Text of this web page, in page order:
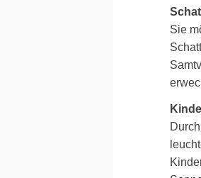
Sie